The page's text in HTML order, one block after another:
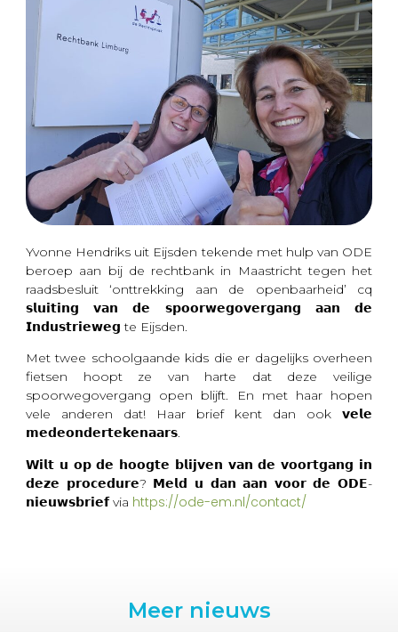
Yvonne Hendriks uit Eijsden tekende met hulp van ODE
beroep aan bij de rechtbank in Maastricht tegen het
raadsbesluit ‘onttrekking aan de openbaarheid’ cq
𝘀𝗹𝘂𝗶𝘁𝗶𝗻𝗴 𝘃𝗮𝗻 𝗱𝗲 𝘀𝗽𝗼𝗼𝗿𝘄𝗲𝗴𝗼𝘃𝗲𝗿𝗴𝗮𝗻𝗴 𝗮𝗮𝗻 𝗱𝗲
𝗜𝗻𝗱𝘂𝘀𝘁𝗿𝗶𝗲𝘄𝗲𝗴 te Eijsden.
Met twee schoolgaande kids die er dagelijks overheen
fietsen hoopt ze van harte dat deze veilige
spoorwegovergang open blijft. En met haar hopen
vele anderen dat! Haar brief kent dan ook 𝘃𝗲𝗹𝗲
𝗺𝗲𝗱𝗲𝗼𝗻𝗱𝗲𝗿𝘁𝗲𝗸𝗲𝗻𝗮𝗮𝗿𝘀.
𝗪𝗶𝗹𝘁 𝘂 𝗼𝗽 𝗱𝗲 𝗵𝗼𝗼𝗴𝘁𝗲 𝗯𝗹𝗶𝗷𝘃𝗲𝗻 𝘃𝗮𝗻 𝗱𝗲 𝘃𝗼𝗼𝗿𝘁𝗴𝗮𝗻𝗴 𝗶𝗻
𝗱𝗲𝘇𝗲 𝗽𝗿𝗼𝗰𝗲𝗱𝘂𝗿𝗲? 𝗠𝗲𝗹𝗱 𝘂 𝗱𝗮𝗻 𝗮𝗮𝗻 𝘃𝗼𝗼𝗿 𝗱𝗲 𝗢𝗗𝗘-
𝗻𝗶𝗲𝘂𝘄𝘀𝗯𝗿𝗶𝗲𝗳 via https://ode-em.nl/contact/
Meer nieuws